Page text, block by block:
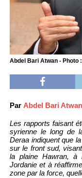
Abdel Bari Atwan - Photo
Par Abdel Bari Atwan
Les rapports faisant
syrienne le long de
Deraa indiquent que
sur le front sud,
la plaine Hawran, à
Jordanie et à
zone par la force,